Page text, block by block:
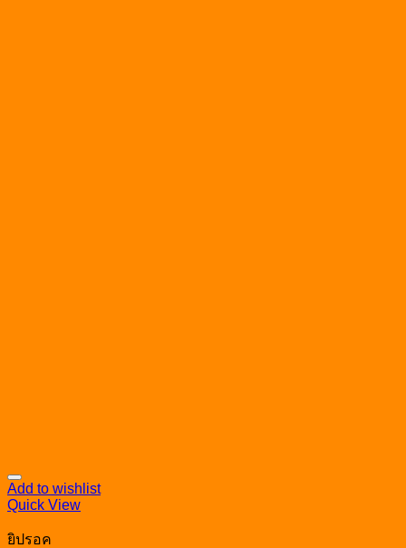
Add to wishlist
Quick View
ยิปรอค